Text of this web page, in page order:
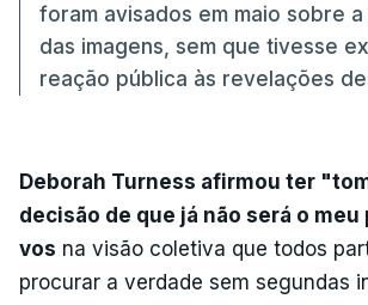
foram avisados em maio sobre a
das imagens, sem que tivesse
reação pública às revelações
Deborah Turness afirmou ter
decisão de que já não será o
vos na visão coletiva que todos
procurar a verdade sem segundas